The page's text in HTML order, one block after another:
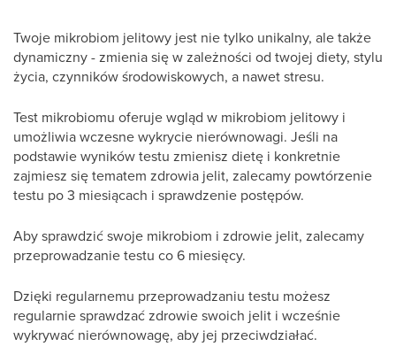
Twoje mikrobiom jelitowy jest nie tylko unikalny, ale także
dynamiczny - zmienia się w zależności od twojej diety, stylu
życia, czynników środowiskowych, a nawet stresu.
Test mikrobiomu oferuje wgląd w mikrobiom jelitowy i
umożliwia wczesne wykrycie nierównowagi. Jeśli na
podstawie wyników testu zmienisz dietę i konkretnie
zajmiesz się tematem zdrowia jelit, zalecamy powtórzenie
testu po 3 miesiącach i sprawdzenie postępów.
Aby sprawdzić swoje mikrobiom i zdrowie jelit, zalecamy
przeprowadzanie testu co 6 miesięcy.
Dzięki regularnemu przeprowadzaniu testu możesz
regularnie sprawdzać zdrowie swoich jelit i wcześnie
wykrywać nierównowagę, aby jej przeciwdziałać.